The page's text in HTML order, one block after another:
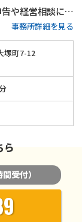
や経営相談にも
フォローまで対
かせください。
事務所詳細を見る
塚町7-12
ら
受付）